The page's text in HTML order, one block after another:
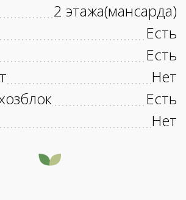
2 этажа(мансарда)
Есть
Есть
Нет
Есть
Нет